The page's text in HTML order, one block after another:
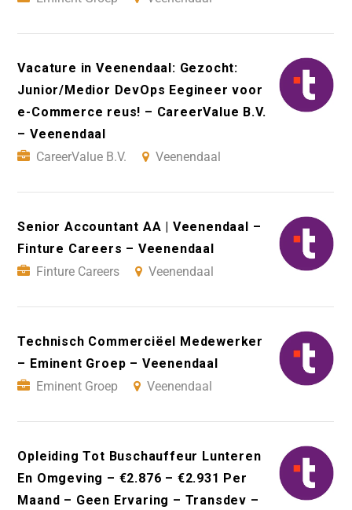
Vacature in Veenendaal: Gezocht:
Junior/Medior DevOps Eegineer voor
e-Commerce reus! – CareerValue B.V.
– Veenendaal
CareerValue B.V.
Veenendaal
Senior Accountant AA | Veenendaal –
Finture Careers – Veenendaal
Finture Careers
Veenendaal
Technisch Commerciëel Medewerker
– Eminent Groep – Veenendaal
Eminent Groep
Veenendaal
Opleiding Tot Buschauffeur Lunteren
En Omgeving – €2.876 – €2.931 Per
Maand – Geen Ervaring – Transdev –